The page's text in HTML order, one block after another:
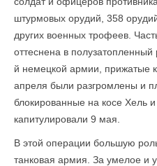
штурмовых орудий, 358
других военных трофеев.
оттеснена в
й немецкой армии, прижатые
апреля были разгромлены и
блокированные на косе Хель и
капитулировали 9 мая.
В этой операции большую
танковая армия. За умелое и